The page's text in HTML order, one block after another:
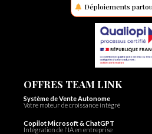
Déploiements
OFFRES TEAM LINK
Système de Vente Autonome
Votre moteur de croissance intégré
Copilot Microsoft & ChatGPT
Intégration de l'IA en entreprise